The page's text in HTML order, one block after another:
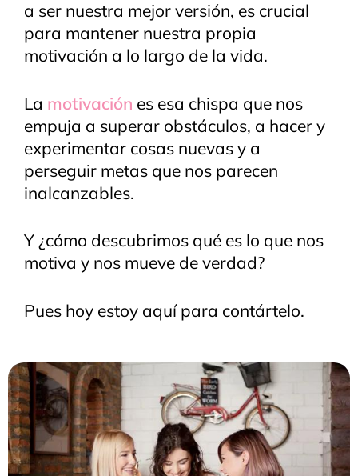
a ser nuestra mejor versión, es crucial
para mantener nuestra propia
motivación a lo largo de la vida.
La motivación es esa chispa que nos
empuja a superar obstáculos, a hacer y
experimentar cosas nuevas y a
perseguir metas que nos parecen
inalcanzables.
Y ¿cómo descubrimos qué es lo que nos
motiva y nos mueve de verdad?
Pues hoy estoy aquí para contártelo.